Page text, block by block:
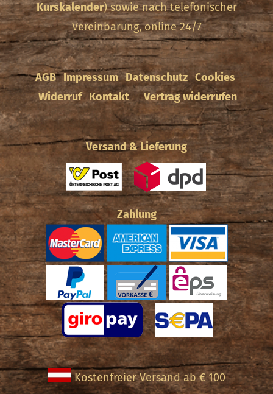
Kurskalender) sowie nach telefonischer
Vereinbarung, online 24/7
AGB Impressum Datenschutz Cookies
Widerruf Kontakt Vertrag widerrufen
Versand & Lieferung
Zahlung
Kostenfreier Versand ab € 100